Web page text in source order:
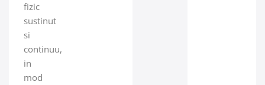
fizic
sustinut
si
continuu,
in
mod